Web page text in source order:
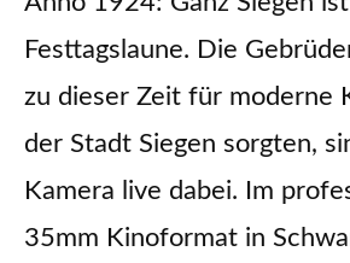
Festtagslaune. Die
zu dieser Zeit für moderne
der Stadt Siegen sorgten,
Kamera live dabei. Im
35mm Kinoformat in